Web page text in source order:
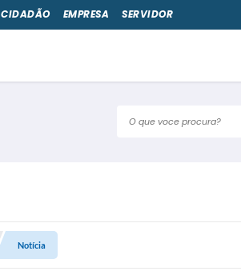
O que voce procura?
CIDADÃO EMPRESA SERVIDOR
Notícia